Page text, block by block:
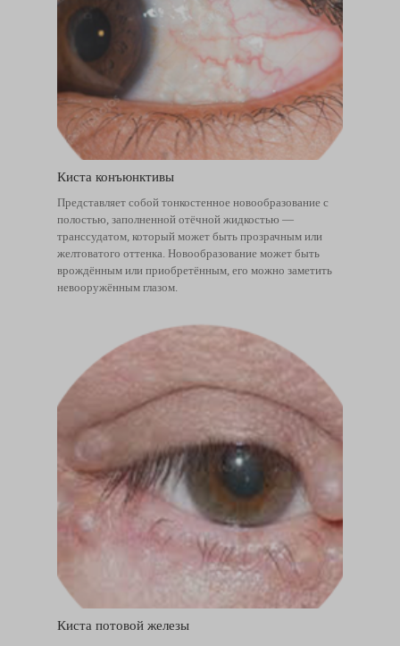
Киста конъюнктивы
Представляет собой тонкостенное новообразование с
полостью, заполненной отёчной жидкостью —
транссудатом, который может быть прозрачным или
желтоватого оттенка. Новообразование может быть
врождённым или приобретённым, его можно заметить
невооружённым глазом.
Киста потовой железы